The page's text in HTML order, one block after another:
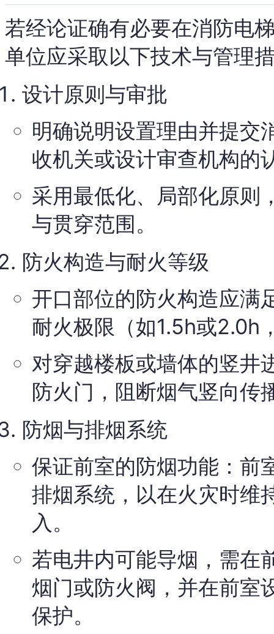
若经论证确有必要在消防电
单位应采取以下技术与管理
设计原则与审批
明确说明设置理由并提交
收机关或设计审查机构的
采用最低化、局部化原则
与贯穿范围。
防火构造与耐火等级
开口部位的防火构造应满
耐火极限（如1.5h或2.0h
对穿越楼板或墙体的竖井
防火门，阻断烟气竖向传
防烟与排烟系统
保证前室的防烟功能：前
排烟系统，以在火灾时维
入。
若电井内可能导烟，需在
烟门或防火阀，并在前室
保护。